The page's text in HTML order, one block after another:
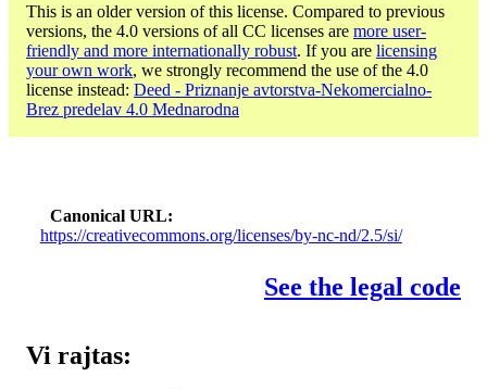
This is an older version of this license. Compared to previous
versions, the 4.0 versions of all CC licenses are more user-
friendly and more internationally robust. If you are licensing
your own work, we strongly recommend the use of the 4.0
license instead: Deed - Priznanje avtorstva-Nekomercialno-
Brez predelav 4.0 Mednarodna
Canonical URL
https://creativecommons.org/licenses/by-nc-nd/2.5/si/
See the legal code
Vi rajtas: